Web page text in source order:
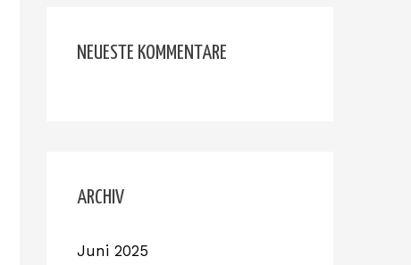
NEUESTE KOMMENTARE
ARCHIV
Juni 2025